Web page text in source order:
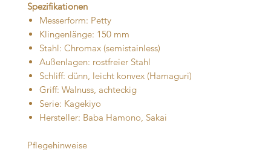
Spezifikationen
Messerform: Petty
Klingenlänge: 150 mm
Stahl: Chromax (semistainless)
Außenlagen: rostfreier Stahl
Schliff: dünn, leicht konvex (Hamaguri)
Griff: Walnuss, achteckig
Serie: Kagekiyo
Hersteller: Baba Hamono, Sakai
Pflegehinweise